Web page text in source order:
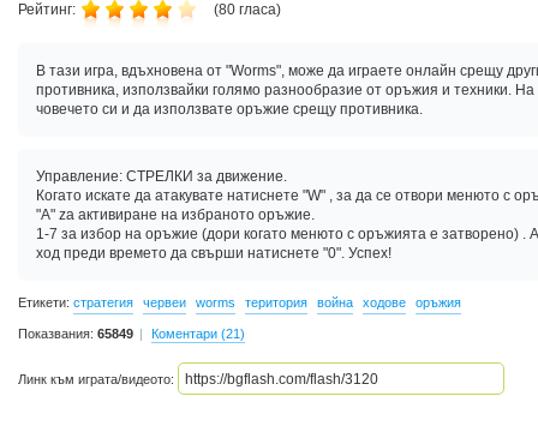
Рейтинг: (80 гласа)
В тази игра, вдъхновена от "Worms", може да играете онлайн срещу
противника, използвайки голямо разнообразие от оръжия и техники.
човечето си и да използвате оръжие срещу противника.
Управление: СТРЕЛКИ за движение.
Когато искате да атакувате натиснете "W" , за да се отвори менюто с
"A" za активиране на избраното оръжие.
1-7 за избор на оръжие (дори когато менюто с оръжията е затворено) .
ход преди времето да свърши натиснете "0". Успех!
Етикети: стратегия червеи worms територия война ходове оръжия
Показвания: 65849 Коментари (21)
Линк към играта/видеото: